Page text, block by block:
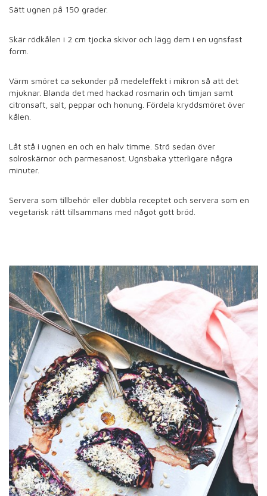
Sätt ugnen på 150 grader.
Skär rödkålen i 2 cm tjocka skivor och lägg dem i en ugnsfast
form.
Värm smöret ca sekunder på medeleffekt i mikron så att det
mjuknar. Blanda det med hackad rosmarin och timjan samt
citronsaft, salt, peppar och honung. Fördela kryddsmöret över
kålen.
Låt stå i ugnen en och en halv timme. Strö sedan över
solroskärnor och parmesanost. Ugnsbaka ytterligare några
minuter.
Servera som tillbehör eller dubbla receptet och servera som en
vegetarisk rätt tillsammans med något gott bröd.